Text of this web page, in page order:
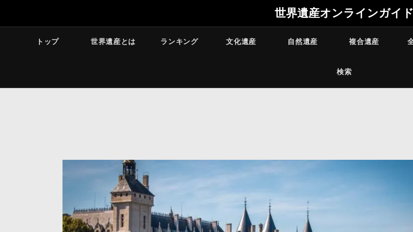
世界遺産オンラインガイド
トップ 世界遺産とは ランキング 文化遺産 自然遺産 複合遺産
検索